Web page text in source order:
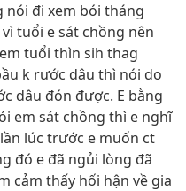
nói đi xem bói tháng
tuổi e sát chồng nên
tuổi thìn sih thag
k rước dâu thì nói do
dâu đón được. E bằng
em sát chồng thì e nghĩ
lúc trước e muốn ct
đó e đã ngủi lòng đã
cảm thấy hối hận về gia